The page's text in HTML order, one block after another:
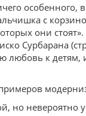
с
они
Сурбарана
любовь к детям,
но невероятно